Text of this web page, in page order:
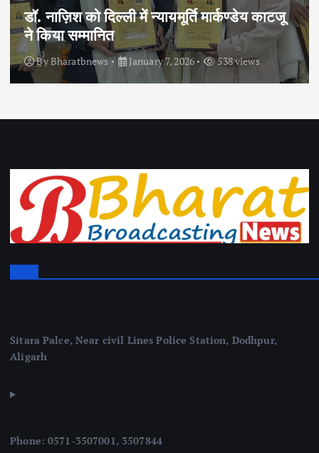
डॉ. नाज़िश को दिल्ली में न्यायमूर्ति मार्कण्डेय काटजू
ने किया सम्मानित
ByBharatbnews January 7, 2026 538 views
Sitara Palce, Near civil Lines Police Station, Dodhpur,
Aligarh
Phone: 0571-3507001, 3507844